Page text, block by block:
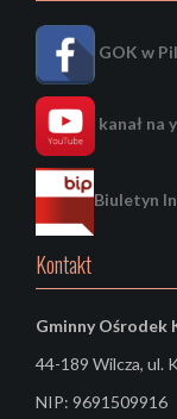
GOK w
kanał na
Biuletyn
Kontakt
Gminny Ośrodek
44-189 Wilcza, ul.
NIP: 9691509916